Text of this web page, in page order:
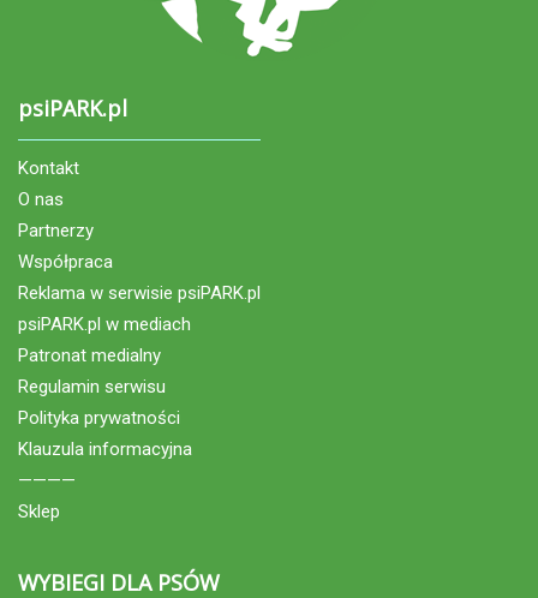
psiPARK.pl
Kontakt
O nas
Partnerzy
Współpraca
Reklama w serwisie psiPARK.pl
psiPARK.pl w mediach
Patronat medialny
Regulamin serwisu
Polityka prywatności
Klauzula informacyjna
————
Sklep
WYBIEGI DLA PSÓW